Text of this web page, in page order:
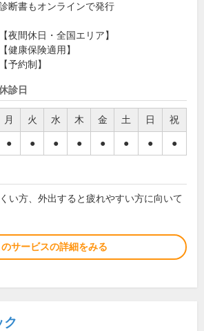
断書もオンラインで発行
【夜間休日・全国エリア】
【健康保険適用】
【予約制】
診日
月 火 水 木 金 土 日 祝
● ● ● ● ● ● ● ●
い方、外出すると疲れやすい方に向いて
のサービスの詳細をみる
ク